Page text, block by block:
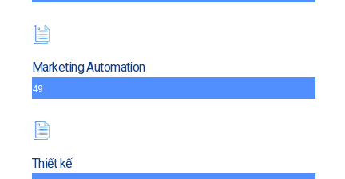
Marketing Automation
49
Thiết kế